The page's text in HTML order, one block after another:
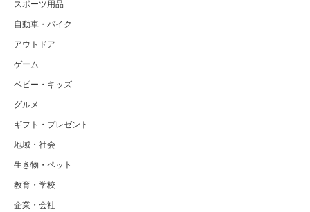
スポーツ用品
自動車・バイク
アウトドア
ゲーム
ベビー・キッズ
グルメ
ギフト・プレゼント
地域・社会
生き物・ペット
教育・学校
企業・会社